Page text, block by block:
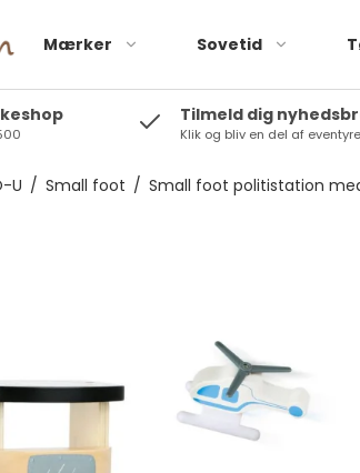
Mærker
and Kids
Pargaard
Peppa Pig
SOkind
Saga copenhagen
Sovetid
Rolleleg
Tilmeld dig
Klik og bliv en del af
U / Small foot / Small foot politistation